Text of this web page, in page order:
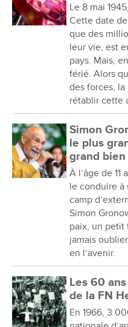
Le 8 mai
Cette date
que des
leur vie, est
pays. Mais,
férié. Alors
des forces,
rétablir cette
Simon
le plus
grand bien
À l’âge de
le conduire à
camp
Simon
paix, un petit
jamais
en l’avenir.
Les 60
de la FN
En 1966, 3